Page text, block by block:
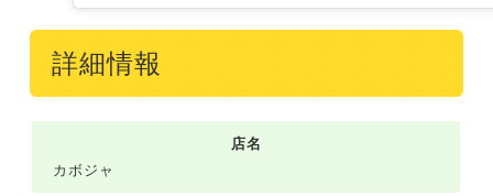
詳細情報
店名
カボジャ